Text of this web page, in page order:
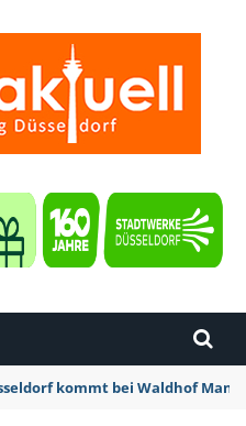
kommt bei Waldhof